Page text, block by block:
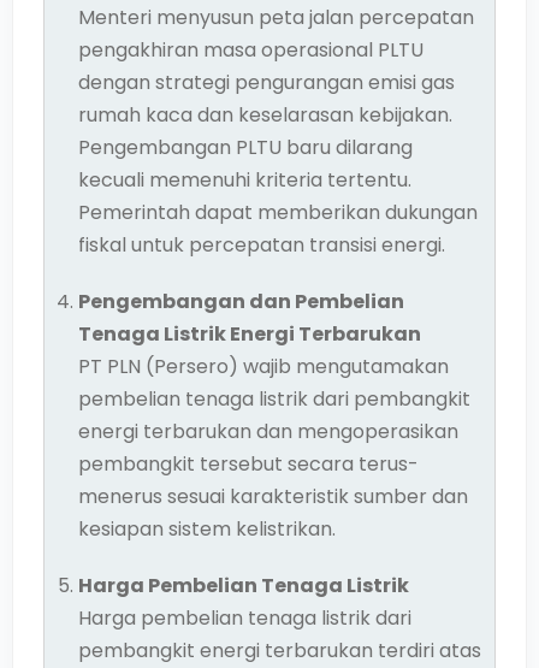
Menteri menyusun peta jalan percepatan
pengakhiran masa operasional PLTU
dengan strategi pengurangan emisi gas
rumah kaca dan keselarasan kebijakan.
Pengembangan PLTU baru dilarang
kecuali memenuhi kriteria tertentu.
Pemerintah dapat memberikan dukungan
fiskal untuk percepatan transisi energi.
Pengembangan dan Pembelian
Tenaga Listrik Energi Terbarukan
PT PLN (Persero) wajib mengutamakan
pembelian tenaga listrik dari pembangkit
energi terbarukan dan mengoperasikan
pembangkit tersebut secara terus-
menerus sesuai karakteristik sumber dan
kesiapan sistem kelistrikan.
Harga Pembelian Tenaga Listrik
Harga pembelian tenaga listrik dari
pembangkit energi terbarukan terdiri atas